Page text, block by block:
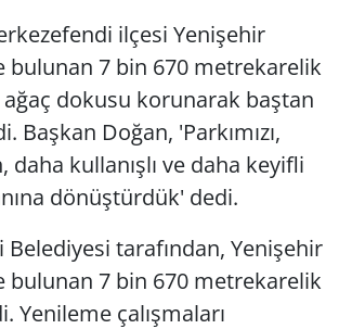
ilçesi Yenişehir
bulunan 7 bin 670 metrekarelik
dokusu korunarak baştan
Başkan Doğan, 'Parkımızı,
daha kullanışlı ve daha keyifli
dönüştürdük' dedi.
tarafından, Yenişehir
bulunan 7 bin 670 metrekarelik
Yenileme çalışmaları